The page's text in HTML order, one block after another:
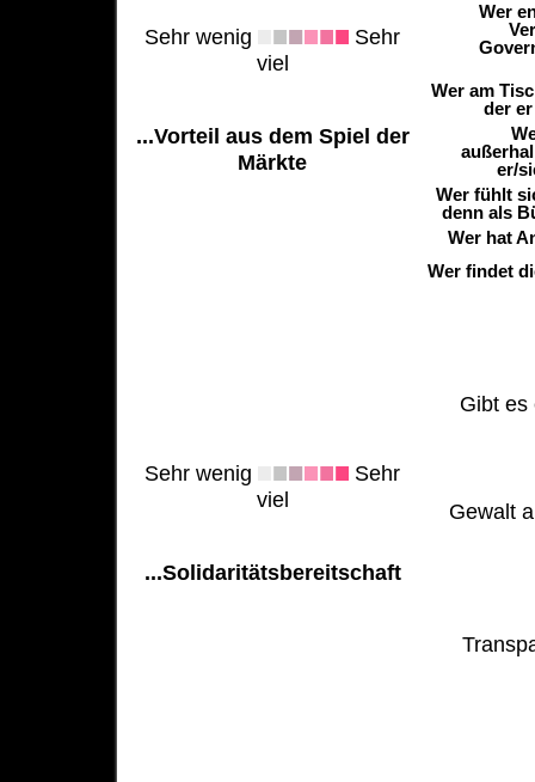
Sehr wenig
Sehr
viel
...Vorteil aus dem Spiel der
Märkte
Sehr wenig
Sehr
viel
...Solidaritätsbereitschaft
Wer
Wer am
der
er/
Wer fühlt
denn als
Wer hat
Wer findet
Gibt es
Gewalt